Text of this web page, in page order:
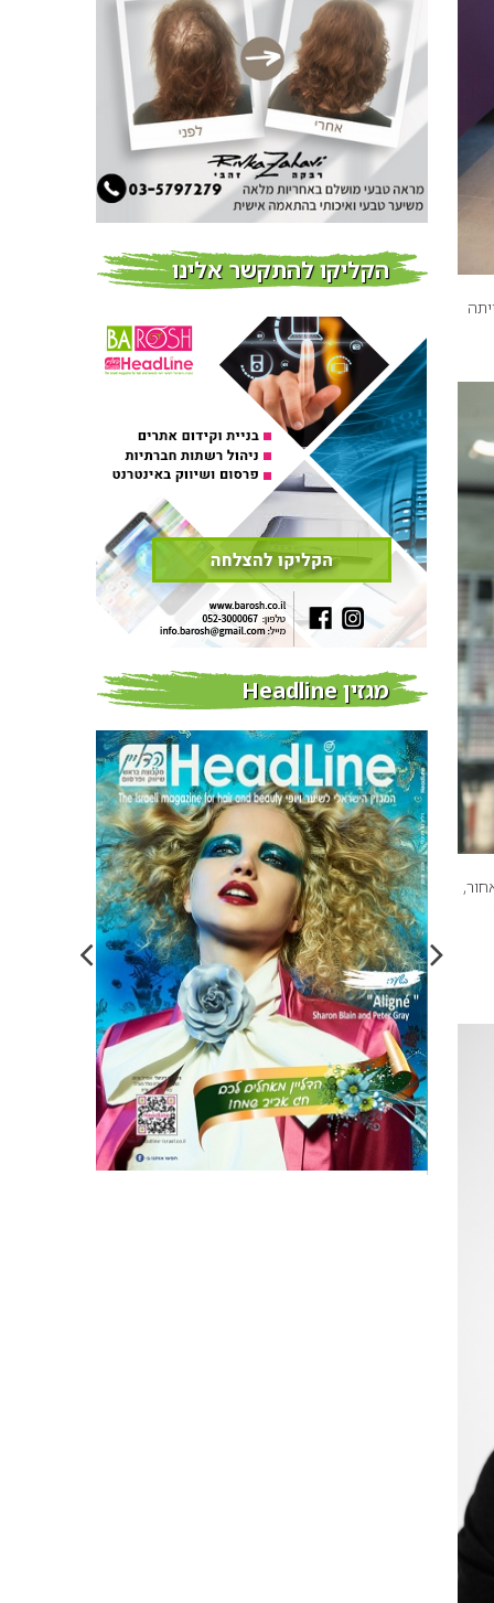
פרוברי PROBERRY מוצרי
שיער מבוססי גוג’י ברי
חדש על המדף
Fibroseal Professional
כובשת את השטח עם יום
הדרכה מוצלח נוסף
אירועים בארץ
ימי הדרכה מוצלחים – ועוד
היד נטויה
אירועים בארץ
הקליקו להתקשר אלינו
מגזין Headline